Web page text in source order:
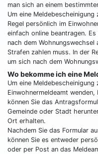
man sich an einem
Um eine
Regel persönlich im
einfach online beantragen.
nach dem
Strafen zahlen muss. In der
um sich nach dem
Wo bekomme ich eine
Um eine
Einwohnermeldeamt
können Sie das
Gemeinde oder Stadt
Ort erhalten.
Nachdem Sie das Formular
können Sie es entweder
oder per Post an das